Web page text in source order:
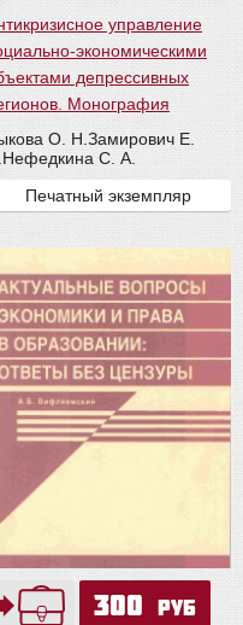
управление
экономическими
депрессивных
Монография
О. Н.Замирович Е.
Нефедкина С. А.
Печатный экземпляр
300 руб